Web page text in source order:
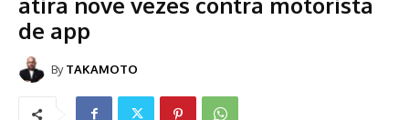
de app
By TAKAMOTO